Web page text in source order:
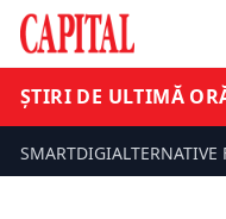
ȘTIRI DE ULTIMĂ
SMARTDIGIALTERNATIVE